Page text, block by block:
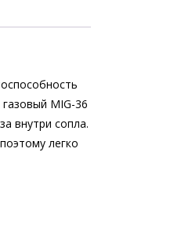
MIG-36
внутри сопла.
легко